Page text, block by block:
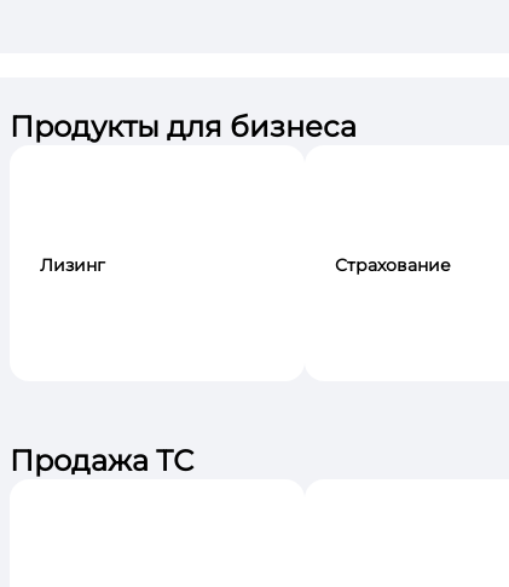
Продукты для бизнеса
Лизинг Страхование
Продажа ТС